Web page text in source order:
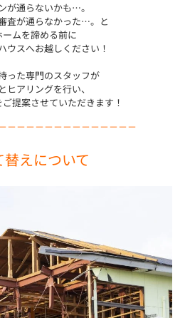
が通らないかも…。
査が通らなかった…。と
ームを諦める前に
ウスへお越しください！
った専門のスタッフが
ヒアリングを行い、
提案させていただきます！
－－－－－－－－－－－－－－
えについて